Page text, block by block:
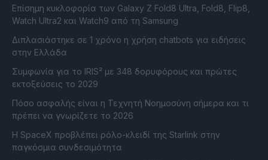
Επίσημη κυκλοφορία των Galaxy Z Fold8 Ultra, Fold8, Flip8,
Watch Ultra2 και Watch9 από τη Samsung
Διπλασιάστηκε σε 1 χρόνο η χρήση chatbots για ειδήσεις
στην Ελλάδα
Συμφωνία για το IRIS² με 348 δορυφόρους και πρώτες
εκτοξεύσεις το 2029
Πόσο ασφαλής είναι η Τεχνητή Νοημοσύνη σήμερα και τι
πρέπει να γνωρίζετε το 2026
Η SpaceX προβλέπει ρόλο-κλειδί της Starlink στην
παγκόσμια συνδεσιμότητα